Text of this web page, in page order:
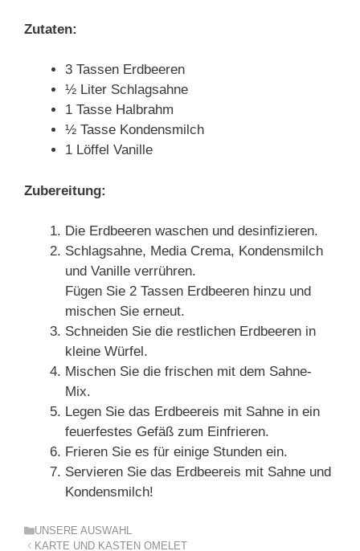
Zutaten:
3 Tassen Erdbeeren
½ Liter Schlagsahne
1 Tasse Halbrahm
½ Tasse Kondensmilch
1 Löffel Vanille
Zubereitung:
Die Erdbeeren waschen und desinfizieren.
Schlagsahne, Media Crema, Kondensmilch
und Vanille verrühren.
Fügen Sie 2 Tassen Erdbeeren hinzu und
mischen Sie erneut.
Schneiden Sie die restlichen Erdbeeren in
kleine Würfel.
Mischen Sie die frischen mit dem Sahne-
Mix.
Legen Sie das Erdbeereis mit Sahne in ein
feuerfestes Gefäß zum Einfrieren.
Frieren Sie es für einige Stunden ein.
Servieren Sie das Erdbeereis mit Sahne und
Kondensmilch!
Kategorien
UNSERE AUSWAHL
KARTE UND KASTEN OMELET